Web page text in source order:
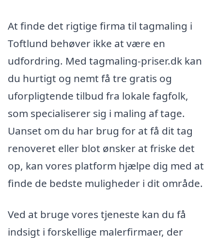
At finde det rigtige firma til tagmaling i
Toftlund behøver ikke at være en
udfordring. Med tagmaling-priser.dk kan
du hurtigt og nemt få tre gratis og
uforpligtende tilbud fra lokale fagfolk,
som specialiserer sig i maling af tage.
Uanset om du har brug for at få dit tag
renoveret eller blot ønsker at friske det
op, kan vores platform hjælpe dig med at
finde de bedste muligheder i dit område.
Ved at bruge vores tjeneste kan du få
indsigt i forskellige malerfirmaer, der